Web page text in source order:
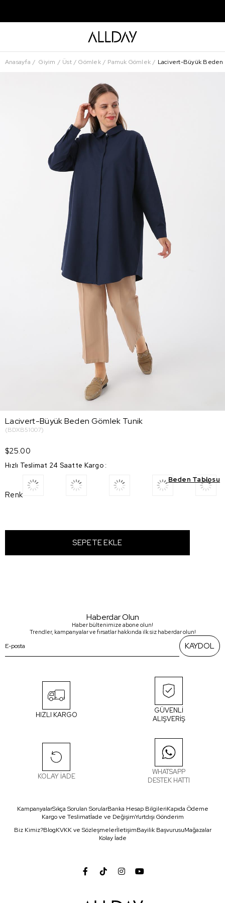
Anasayfa Giyim Üst Gömlek Pamuk Gömlek Lacivert-Büyük Beden
Lacivert-Büyük Beden Gömlek Tunik
(BDXB51007)
$25.00
Hızlı Teslimat 24 Saatte Kargo :
Beden Tablosu
Renk
Haberdar Olun
Haber bültenimize abone olun!
Trendler, kampanyalar ve fırsatlar hakkında ilk siz haberdar olun!
KAYDOL
HIZLI KARGO
GÜVENLİ
ALIŞVERİŞ
KOLAY İADE
WHATSAPP
DESTEK HATTI
KampanyalarSıkça Sorulan SorularBanka Hesap BilgileriKapıda Ödeme
Kargo ve Teslimatİade ve DeğişimYurtdışı Gönderim
Biz Kimiz?BlogKVKK ve SözleşmelerİletişimBayilik BaşvurusuMağazalar
Kolay İade